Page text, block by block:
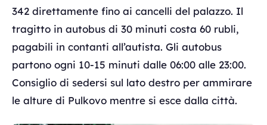
342 direttamente fino ai cancelli del palazzo. Il
tragitto in autobus di 30 minuti costa 60 rubli,
pagabili in contanti all’autista. Gli autobus
partono ogni 10-15 minuti dalle 06:00 alle 23:00.
Consiglio di sedersi sul lato destro per ammirare
le alture di Pulkovo mentre si esce dalla città.